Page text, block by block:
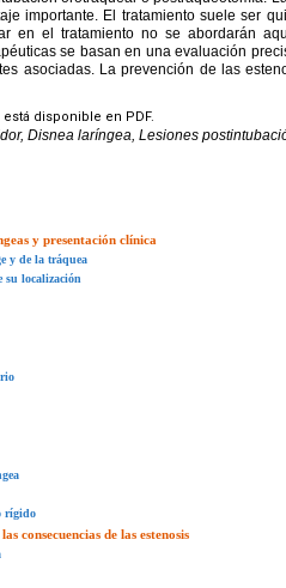
importante. El tratamiento suele ser
en el tratamiento no se abordarán
se basan en una evaluación
asociadas. La prevención de las
disponible en PDF.
Disnea laríngea, Lesiones
y presentación clínica
y de la tráquea
su localización
rígido
consecuencias de las estenosis